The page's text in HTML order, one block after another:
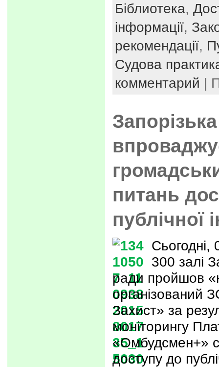
Біблиотека,
інформації,
рекомендації,
Судова
комментарий |
питань
публічної
Сьогодні,
300 залі
ради пройшов
організований
Захист» за
моніторингу
«Омбудсмен+»
доступу до